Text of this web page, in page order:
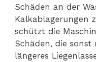
Schäden an der
Kalkablagerungen
schützt die
Schäden, die sonst
längeres